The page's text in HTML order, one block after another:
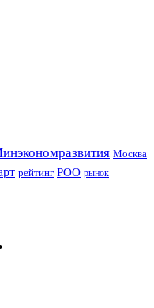
Москва
рейтинг РОО рынок